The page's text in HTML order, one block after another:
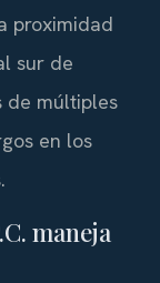
proximidad
sur de
de múltiples
en los
maneja